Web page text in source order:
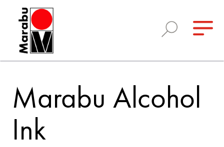
Marabu Alcohol
Ink